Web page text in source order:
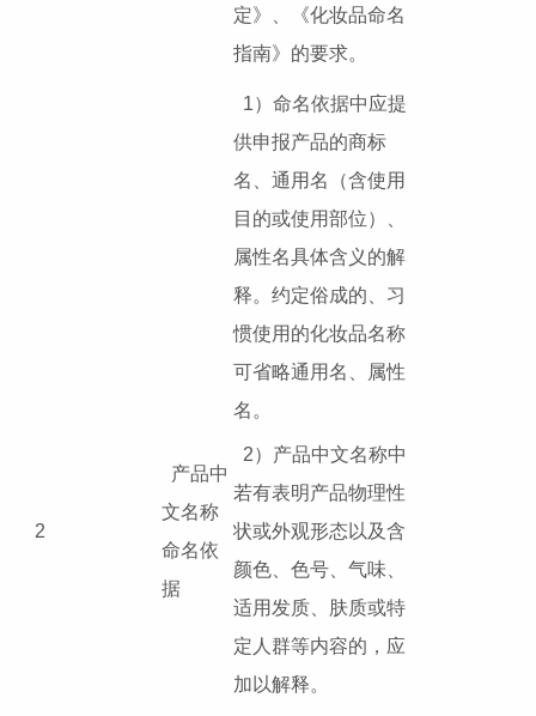
2
产品中
文名称
命名依
据
定》、《化妆品命名
指南》的要求。
1）命名依据中应提
供申报产品的商标
名、通用名（含使用
目的或使用部位）、
属性名具体含义的解
释。约定俗成的、习
惯使用的化妆品名称
可省略通用名、属性
名。
2）产品中文名称中
若有表明产品物理性
状或外观形态以及含
颜色、色号、气味、
适用发质、肤质或特
定人群等内容的，应
加以解释。